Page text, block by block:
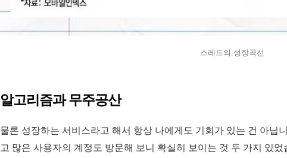
스레드의 성장곡선
알고리즘과 무주공산
물론 성장하는 서비스라고 해서 항상 나에게도 기회가 있는 건 아닙
고 많은 사용자의 계정도 방문해 보니 확실히 보이는 것 두 가지 있었